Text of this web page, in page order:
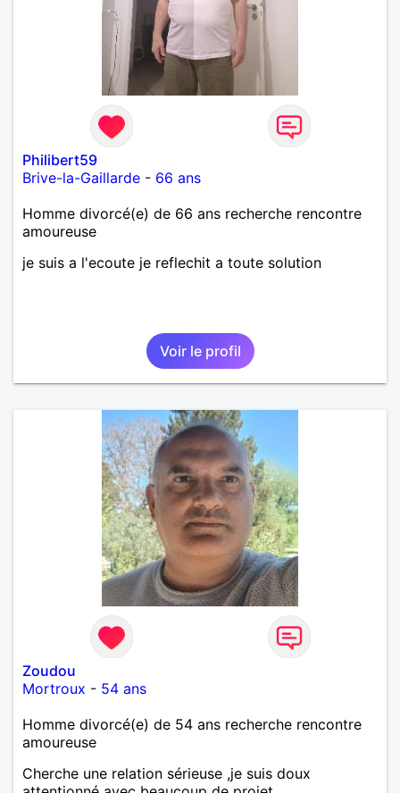
Philibert59
Brive-la-Gaillarde - 66 ans
Homme divorcé(e) de 66 ans recherche rencontre
amoureuse
je suis a l'ecoute je reflechit a toute solution
Voir le profil
Zoudou
Mortroux - 54 ans
Homme divorcé(e) de 54 ans recherche rencontre
amoureuse
Cherche une relation sérieuse ,je suis doux